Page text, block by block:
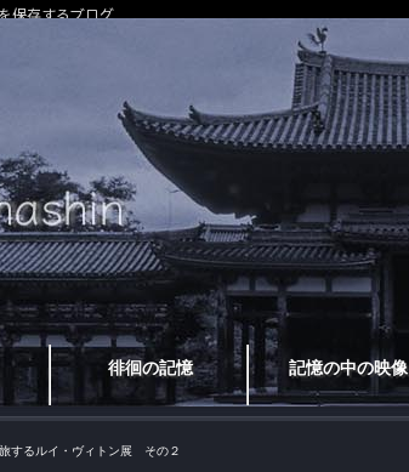
徘徊の記憶 記憶の中の映像
保存するブログ
旅するルイ・ヴィトン展 その２